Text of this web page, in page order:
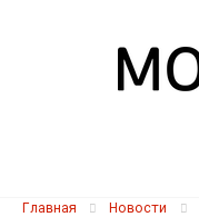
Главная Новости